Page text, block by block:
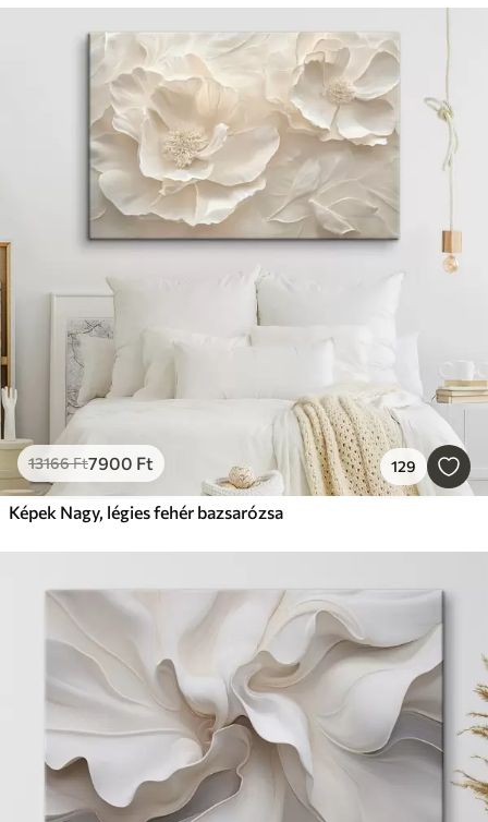
13166Ft7900 Ft 129
Képek Nagy, légies fehér bazsarózsa